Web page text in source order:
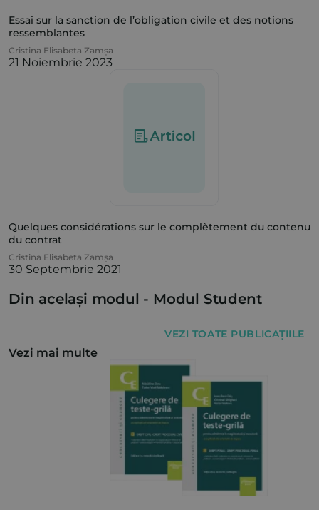
Essai sur la sanction de l’obligation civile et des notions
ressemblantes
Cristina Elisabeta Zamșa
21 Noiembrie 2023
Quelques considérations sur le complètement du contenu
du contrat
Cristina Elisabeta Zamșa
30 Septembrie 2021
Din același modul - Modul Student
VEZI TOATE PUBLICAȚIILE
Vezi mai multe